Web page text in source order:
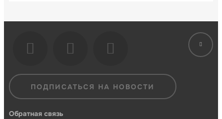
ПОДПИСАТЬСЯ НА НОВОСТИ
Обратная связь